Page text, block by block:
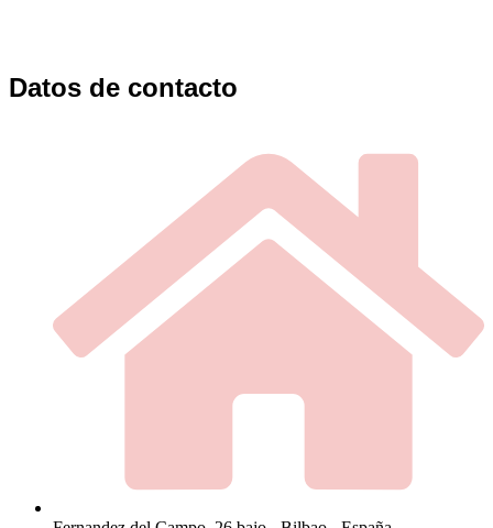
Datos de contacto